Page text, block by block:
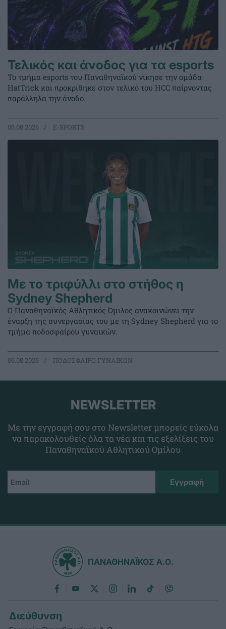
Τελικός και άνοδος για τα esports
Το τμήμα esports του Παναθηναϊκού νίκησε την ομάδα
HatTrick και προκρίθηκε στον τελικό του HCC παίρνοντας
παράλληλα την άνοδο.
06.08.2026 E-SPORTS
Με το τριφύλλι στο στήθος η
Sydney Shepherd
Ο Παναθηναϊκός Αθλητικός Όμιλος ανακοινώνει την
έναρξη της συνεργασίας του με τη Sydney Shepherd για το
τμήμα ποδοσφαίρου γυναικών.
06.08.2026 ΠΟΔΟΣΦΑΙΡΟ ΓΥΝΑΙΚΩΝ
NEWSLETTER
Με την εγγραφή σου στο Newsletter μπορείς εύκολα
να παρακολουθείς όλα τα νέα και τις εξελίξεις του
Παναθηναϊκού Αθλητικού Ομίλου
ΠΑΝΑΘΗΝΑΪΚΟΣ Α.Ο.
Διεύθυνση